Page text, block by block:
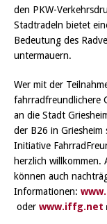
den PKW-
Stadtradeln bietet
Bedeutung des
untermauern.
Wer mit der
fahrradfreundlichere
an die Stadt
der B26 in Griesheim
Initiative
herzlich willkommen.
können auch
Informationen:
oder www.iffg.net